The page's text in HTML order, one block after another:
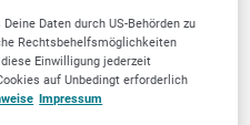
- Ihr
Daten durch US-Behörden zu
Rechtsbehelfsmöglichkeiten
Einwilligung jederzeit
auf Unbedingt erforderlich
Impressum